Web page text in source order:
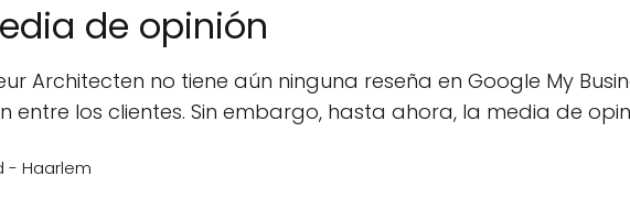
de opinión
Architecten no tiene aún ninguna reseña en Google My
entre los clientes. Sin embargo, hasta ahora, la media de
- Haarlem